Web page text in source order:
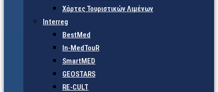
Χάρτες Τουριστικών Λιμένων
Interreg
BestMed
In-MedTouR
SmartMED
GEOSTARS
RE-CULT